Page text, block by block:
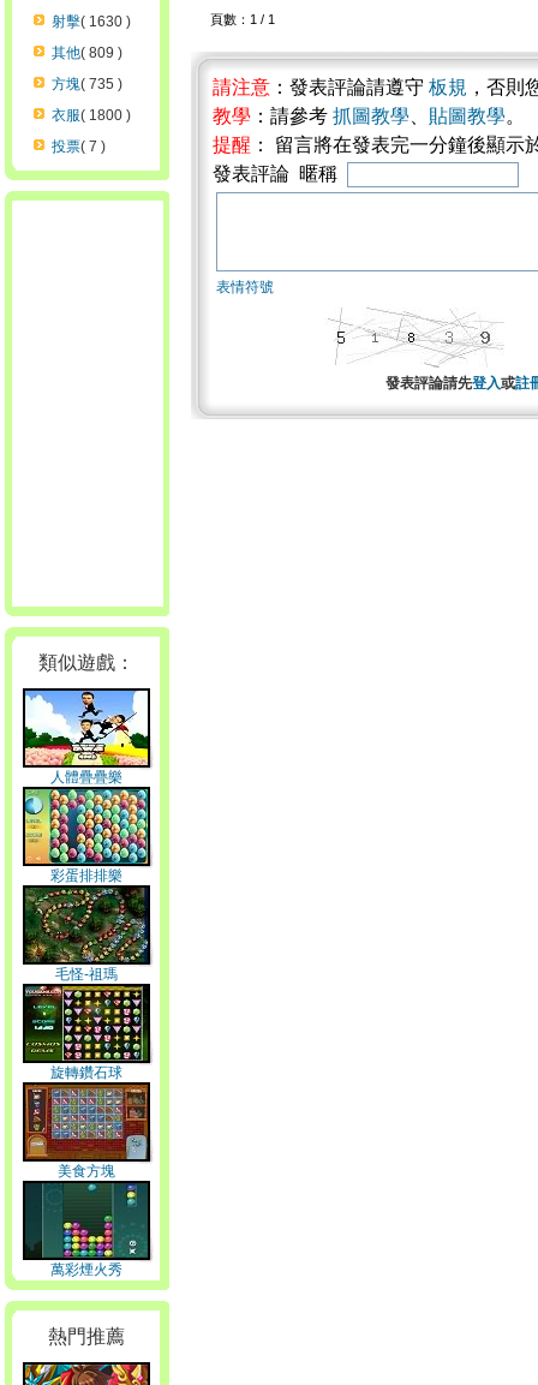
射擊( 1630 )
其他( 809 )
方塊( 735 )
衣服( 1800 )
投票( 7 )
類似遊戲：
人體疊疊樂
彩蛋排排樂
毛怪-祖瑪
旋轉鑽石球
美食方塊
萬彩煙火秀
熱門推薦
頁數：1 / 1
請注意 ：發表評論請遵守 板規 ，否則
教學 ：請參考 抓圖教學 貼圖教學。
提醒 ： 留言將在發表完一分鐘後顯
發表評論 暱稱
表情符號
發表評論請先登入或註